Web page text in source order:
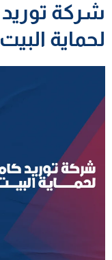
شركة توريد
لحماية